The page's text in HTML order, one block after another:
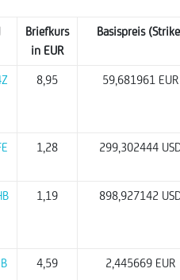
Briefkurs
in EUR
Basispreis
8,95 59,681961 EUR
1,28 299,302444
1,19 898,927142
4,59 2,445669 EUR